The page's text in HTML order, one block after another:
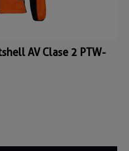
AV Clase 2 PTW-